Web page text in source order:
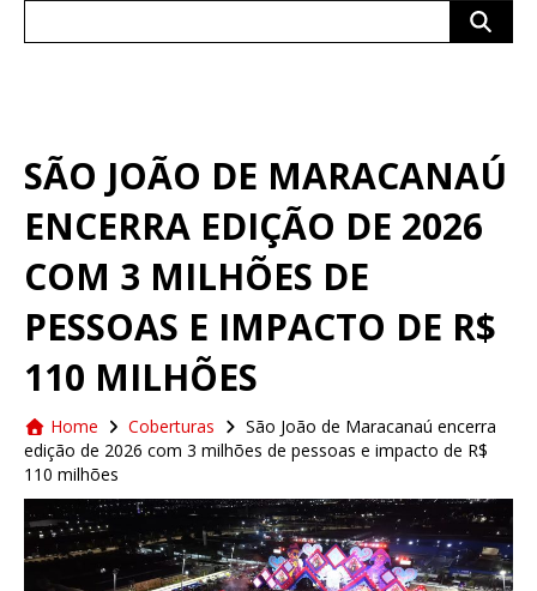
SÃO JOÃO DE MARACANAÚ
ENCERRA EDIÇÃO DE 2026
COM 3 MILHÕES DE
PESSOAS E IMPACTO DE R$
110 MILHÕES
Home Coberturas
São João de Maracanaú encerra
edição de 2026 com 3 milhões de pessoas e impacto de R$
110 milhões